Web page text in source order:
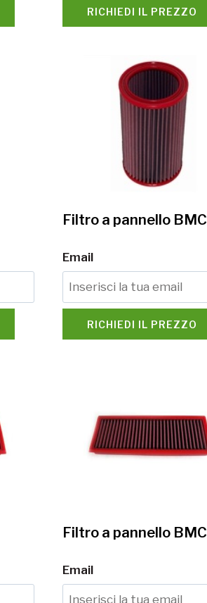
RICHIEDI IL PREZZO
Filtro a pannello BMC
Email
RICHIEDI IL PREZZO
Filtro a pannello BMC
Email